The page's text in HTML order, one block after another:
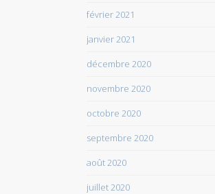
février 2021
janvier 2021
décembre 2020
novembre 2020
octobre 2020
septembre 2020
août 2020
juillet 2020